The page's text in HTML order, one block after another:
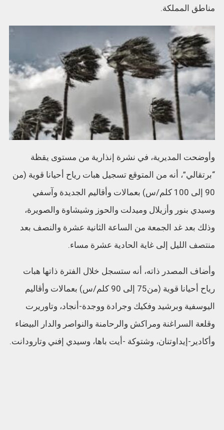
مناطق المملكة.
وأوضحت المديرية، في نشرة إنذارية من مستوى يقظة
“برتقالي”، أنه من المتوقع تسجيل هبات رياح أحيانا قوية (من
90 إلى 100 كلم/س) بعمالات وأقاليم الجديدة وآسفي
وسيدي بنور وأزيلال وميدلت والحوز وشيشاوة والصويرة،
وذلك بعد غد الجمعة من الساعة الثانية عشرة والنصف بعد
منتصف الليل إلى غاية الحادية عشرة مساء.
وأضاف المصدر ذاته، أنه ستسجل خلال الفترة ذاتها هبات
رياح أحيانا قوية (من75 إلى 90 كلم/س) بعمالات وأقاليم
اليوسفية وبرشيد وفكيك وجرادة ووجدة-أنجاد، وتاوريرت
وقلعة السراغنة ومراكش والرحامنة والنواصر والدار البيضاء
وأكادير-إيداوتنان، وشتوكة -أيت باها، وسيدي إفني وتارودانت.